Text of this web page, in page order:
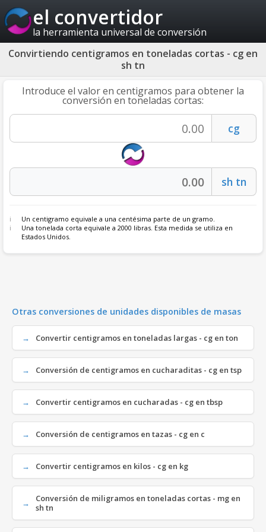
el convertidor
la herramienta universal de conversión
Convirtiendo centigramos en toneladas cortas - cg en
sh tn
Introduce el valor en centigramos para obtener la
conversión en toneladas cortas:
Un centigramo equivale a una centésima parte de un gramo.
Una tonelada corta equivale a 2000 libras. Esta medida se utiliza en
Estados Unidos.
Otras conversiones de unidades disponibles de masas
Convertir centigramos en toneladas largas - cg en ton
Conversión de centigramos en cucharaditas - cg en tsp
Convertir centigramos en cucharadas - cg en tbsp
Conversión de centigramos en tazas - cg en c
Convertir centigramos en kilos - cg en kg
Conversión de miligramos en toneladas cortas - mg en
sh tn